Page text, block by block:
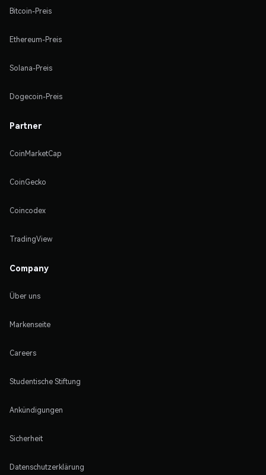
Bitcoin-Preis
Ethereum-Preis
Solana-Preis
Dogecoin-Preis
Partner
CoinMarketCap
CoinGecko
Coincodex
TradingView
Company
Über uns
Markenseite
Careers
Studentische Stiftung
Ankündigungen
Sicherheit
Datenschutzerklärung